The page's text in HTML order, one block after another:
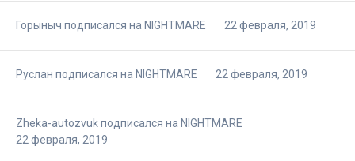
Горыныч подписался на NIGHTMARE 22 февраля, 2019
Руслан подписался на NIGHTMARE 22 февраля, 2019
Zheka-autozvukподписался на NIGHTMARE
22 февраля, 2019